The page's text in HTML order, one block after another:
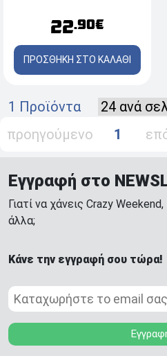
22.90€
ΠΡΟΣΘΗΚΗ ΣΤΟ ΚΑΛΑΘΙ
1 Προϊόντα
προηγούμενο
1
Εγγραφή στο
Γιατί να χάνεις Crazy
άλλα;
Κάνε την εγγραφή σου τώρα!